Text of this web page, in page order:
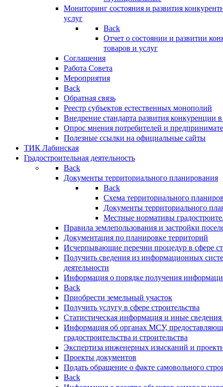
Мониторинг состояния и развития
услуг
Back
Отчет о состоянии и развитии
товаров и услуг
Соглашения
Работа Совета
Мероприятия
Back
Обратная связь
Реестр субъектов естественных монополий
Внедрение стандарта развития конкуренции
Опрос мнения потребителей и
Полезные ссылки на официальные сайты
ТИК Лабинская
Градостроительная деятельность
Back
Документы территориального планирования
Back
Схема территориального
Документы территориального
Местные нормативы
Правила землепользования и застройки
Документация по планировке территорий
Исчерпывающие перечни процедур в сфере
Получить сведения из информационных
деятельности
Информация о порядке получения
Back
Приобрести земельный участок
Получить услугу в сфере строительства
Статистическая информация и иные сведения
Информация об органах МСУ,
градостроительства и строительства
Экспертиза инженерных изысканий и
Проекты документов
Подать обращение о факте самовольного
Back